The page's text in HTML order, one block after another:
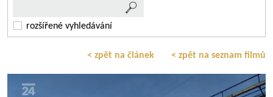
rozšířené vyhledávání
< zpět na článek < zpět na seznam filmů